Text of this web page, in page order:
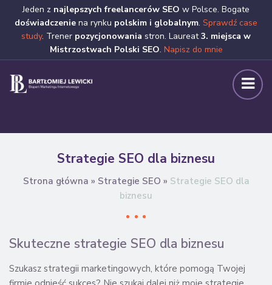
Jeden z najlepszych freelancerów SEO w Polsce. Bogate
doświadczenie na rynku polskim i globalnym. Sprawdź case
study. Trener pozycjonowania stron. Laureat3. miejsca w
Mistrzostwach Polski SEO. Napisz do mnie
Strategie SEO dla biznesu
Strona główna » Strategie SEO » Strategie SEO dla
biznesu
Skuteczne strategie SEO dla biznesu
Szukasz strategii marketingowych, które pomogą Twojej